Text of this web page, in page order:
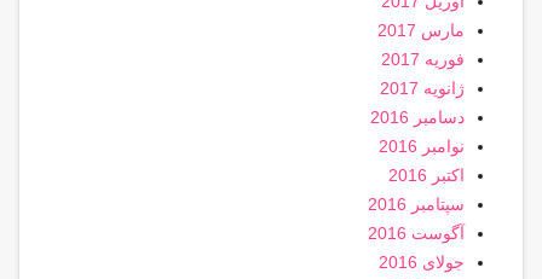
مارس 2017
فوریه 2017
ژانویه 2017
دسامبر 2016
نوامبر 2016
اکتبر 2016
سپتامبر 2016
آگوست 2016
جولای 2016